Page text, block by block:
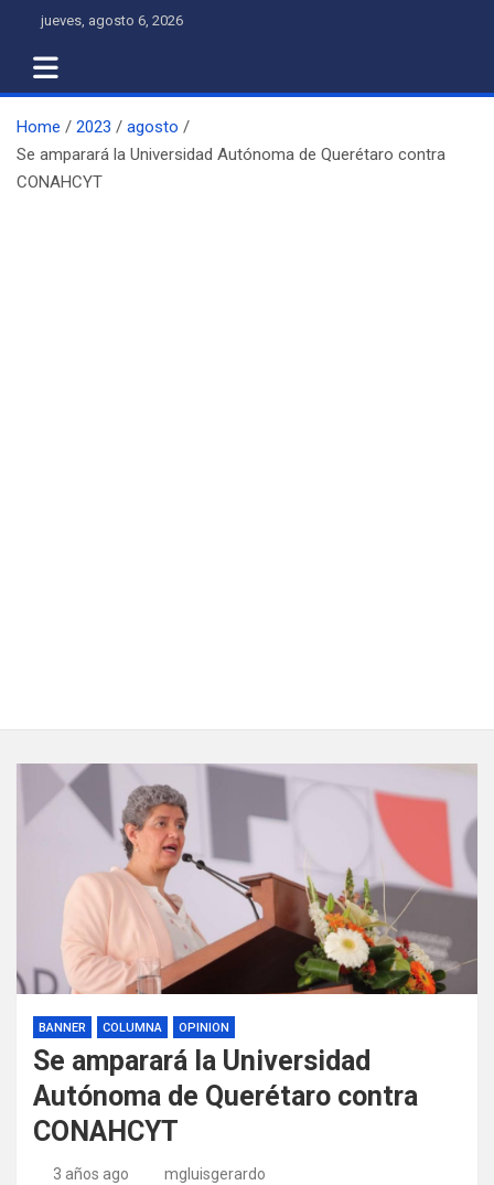
content
jueves, agosto 6, 2026
Home 2023
agosto
Se amparará la Universidad Autónoma de Querétaro contra
CONAHCYT
BANNER COLUMNA OPINION
Se amparará la Universidad
Autónoma de Querétaro contra
CONAHCYT
3 años ago mgluisgerardo